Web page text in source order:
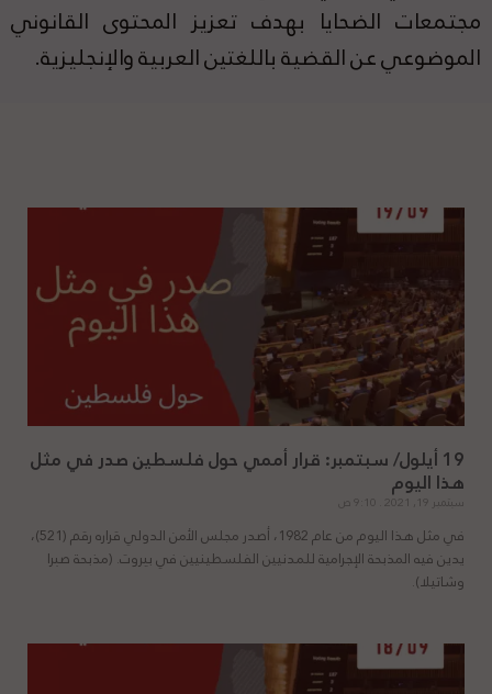
مجتمعات الضحايا بهدف تعزيز المحتوى القانوني
الموضوعي عن القضية باللغتين العربية والإنجليزية.
19 أيلول/ سبتمبر: قرار أممي حول فلسطين صدر في مثل
هذا اليوم
سبتمبر 19, 2021
في مثل هذا اليوم من عام 1982، أصدر مجلس الأمن الدولي قراره رقم (521)،
يدين فيه المذبحة الإجرامية للمدنيين الفلسطينيين في بيروت. (مذبحة صبرا
وشاتيلا).